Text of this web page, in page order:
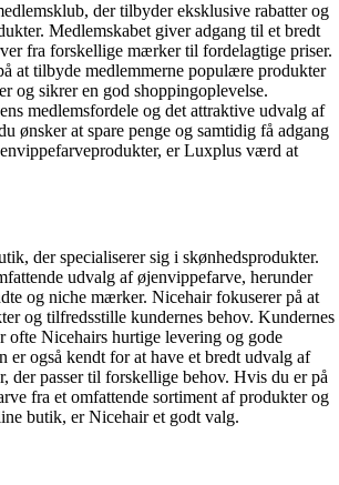
der tilbyder eksklusive rabatter og
Medlemskabet giver adgang til et bredt
fra forskellige mærker til fordelagtige priser.
at tilbyde medlemmerne populære produkter
og sikrer en god shoppingoplevelse.
medlemsfordele og det attraktive udvalg af
ønsker at spare penge og samtidig få adgang
er Luxplus værd at
der specialiserer sig i skønhedsprodukter.
udvalg af øjenvippefarve, herunder
og niche mærker. Nicehair fokuserer på at
og tilfredsstille kundernes behov. Kundernes
ofte Nicehairs hurtige levering og gode
er også kendt for at have et bredt udvalg af
der passer til forskellige behov. Hvis du er på
fra et omfattende sortiment af produkter og
butik, er Nicehair et godt valg.